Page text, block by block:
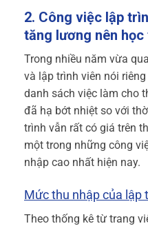
2. Công việc lập
tăng lương nên học
Trong nhiều năm vừa
và lập trình viên nói
danh sách việc làm cho
đã hạ bớt nhiệt so với
trình vẫn rất có giá trên
một trong những công
nhập cao nhất hiện nay.
Mức thu nhập của lập
Theo thống kê từ trang